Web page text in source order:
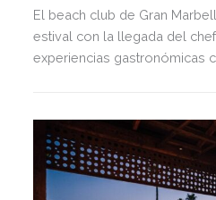
El beach club de Gran
estival con la llegada del
experiencias gastronómicas